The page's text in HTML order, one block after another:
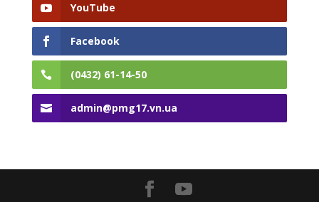
YouTube
Facebook
(0432) 61-14-50
admin@pmg17.vn.ua